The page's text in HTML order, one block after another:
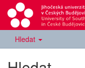
Hledat